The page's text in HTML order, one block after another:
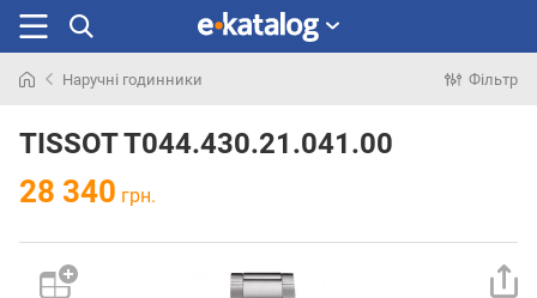
раніше
Наручні годинники Фільтр
TISSOT T044.430.21.041.00
28 340 грн.